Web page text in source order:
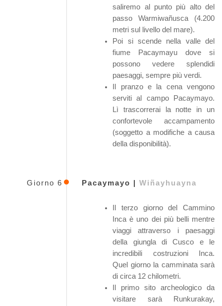
saliremo al punto più alto del
passo Warmiwañusca (4.200
metri sul livello del mare).
Poi si scende nella valle del
fiume Pacaymayu dove si
possono vedere splendidi
paesaggi, sempre più verdi.
Il pranzo e la cena vengono
serviti al campo Pacaymayo.
Lì trascorrerai la notte in un
confortevole accampamento
(soggetto a modifiche a causa
della disponibilità).
Giorno 6 Pacaymayo | Wiñayhuayna
Il terzo giorno del Cammino
Inca è uno dei più belli mentre
viaggi attraverso i paesaggi
della giungla di Cusco e le
incredibili costruzioni Inca.
Quel giorno la camminata sarà
di circa 12 chilometri.
Il primo sito archeologico da
visitare sarà Runkurakay,